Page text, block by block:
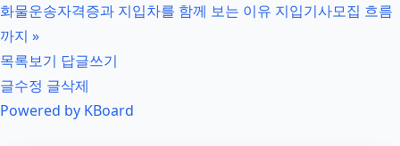
화물운송자격증과 지입차를 함께 보는 이유 지입기사모집 흐름
까지 »
목록보기 답글쓰기
글수정 글삭제
Powered by KBoard